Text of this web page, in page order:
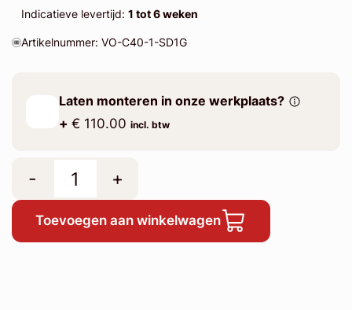
Indicatieve levertijd: 1 tot 6 weken
Artikelnummer: VO-C40-1-SD1G
Laten monteren in onze werkplaats?
+ € 110.00 incl. btw
- +
Toevoegen aan winkelwagen